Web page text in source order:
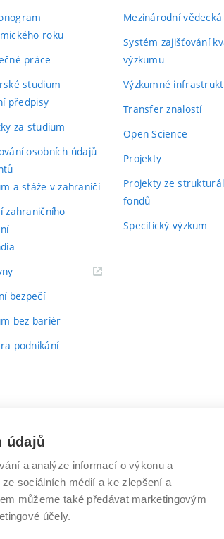
roku
práce
studium
předpisy
za studium
osobních údajů
a stáže v zahraničí
zahraničního
(externí
bezpečí
bez bariér
podnikání
Mezinárodní
Systém zajišťování
výzkumu
Výzkumné
Transfer znalostí
Open Science
Projekty
Projekty ze
fondů
Specifický výzkum
UČENÍ TECHNICKÉ V BRNĚ
548/1
Brno
www.vut.cz
údajů
a analýze informací o výkonu a
sociálních médií a ke zlepšení a
můžeme také předávat marketingovým
účely.